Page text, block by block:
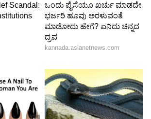
ಬಿಜೆಪಿ ನಿರಾಕರಿಸಿದ್ದು ಕೂಡ
ಆದ್ದರಿಂದ ಇದೀಗ ಪ್ರತಾಪ್ ಸಿಂಹ
ಎಂಬ ಆಲೋಚನೆಯೂ
ಓಡುತ್ತಿರಬಹುದು.